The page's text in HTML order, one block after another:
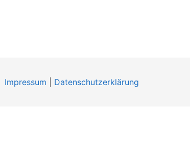
Impressum Datenschutzerklärung